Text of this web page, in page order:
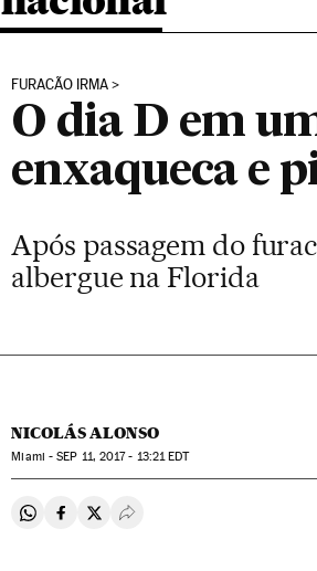
FURACÃO IRMA
O dia D em
enxaqueca e
Após passagem do
albergue na Florida
NICOLÁS ALONSO
Miami -SEP 11, 2017 - 13:21EDT
Compartir en Whatsapp
Compartir en Facebook
Compartir en Twitter
Desplegar Redes Sociales